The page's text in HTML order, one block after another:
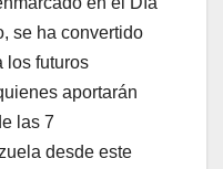
se ha convertido
los futuros
aportarán
las 7
desde este